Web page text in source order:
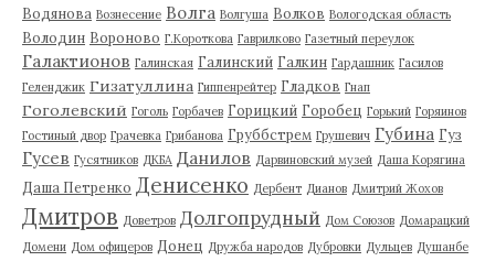
Водянова Вознесение Волга Волгуша Волков Вологодская область
Володин Вороново Г.Короткова Гаврилково Газетный переулок
Галактионов Галинская Галинский Галкин Гардашник Гасилов
Геленджик Гизатуллина Гиппенрейтер Гладков Гнап
Гоголевский Гоголь Горбачев Горицкий Горобец Горький Горяинов
Гостиный двор Грачевка Грибанова Груббстрем Грушевич Губина Гуз
Гусев Гусятников ДКБА Данилов Дарвиновский музей Даша Корягина
Даша Петренко Денисенко Дербент Дианов Дмитрий Жохов
Дмитров Доветров Долгопрудный Дом Союзов Домарацкий
Домени Дом офицеров Донец Дружба народов Дубровки Дульцев Душанбе